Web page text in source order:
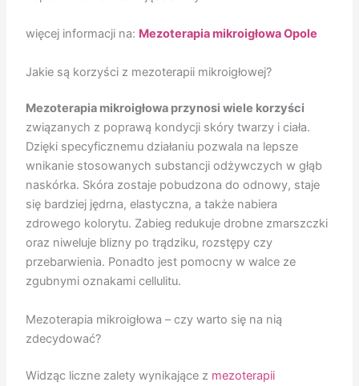
więcej informacji na: Mezoterapia mikroigłowa Opole
Jakie są korzyści z mezoterapii mikroigłowej?
Mezoterapia mikroigłowa przynosi wiele korzyści
związanych z poprawą kondycji skóry twarzy i ciała.
Dzięki specyficznemu działaniu pozwala na lepsze
wnikanie stosowanych substancji odżywczych w głąb
naskórka. Skóra zostaje pobudzona do odnowy, staje
się bardziej jędrna, elastyczna, a także nabiera
zdrowego kolorytu. Zabieg redukuje drobne zmarszczki
oraz niweluje blizny po trądziku, rozstępy czy
przebarwienia. Ponadto jest pomocny w walce ze
zgubnymi oznakami cellulitu.
Mezoterapia mikroigłowa – czy warto się na nią
zdecydować?
Widząc liczne zalety wynikające z mezoterapii